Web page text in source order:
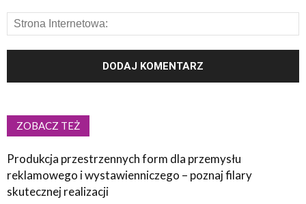
ZOBACZ TEŻ
Produkcja przestrzennych form dla przemysłu
reklamowego i wystawienniczego – poznaj filary
skutecznej realizacji